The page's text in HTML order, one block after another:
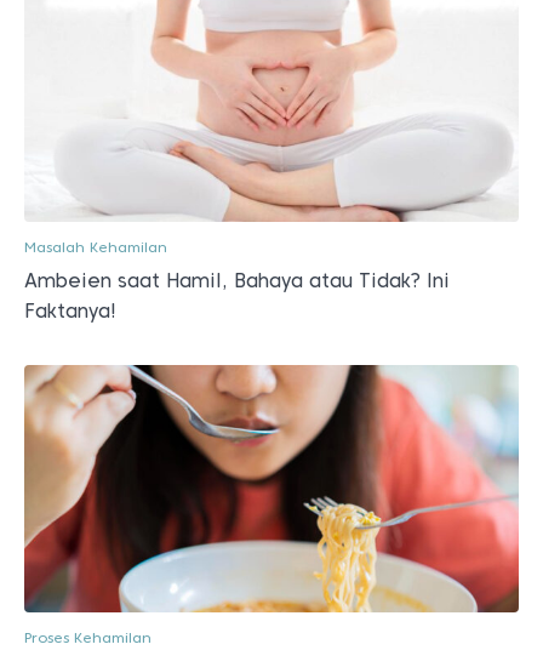
Masalah Kehamilan
Ambeien saat Hamil, Bahaya atau Tidak? Ini
Faktanya!
Proses Kehamilan